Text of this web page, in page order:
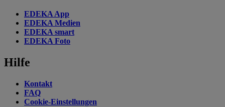
EDEKA App
EDEKA Medien
EDEKA smart
EDEKA Foto
Hilfe
Kontakt
FAQ
Cookie-Einstellungen